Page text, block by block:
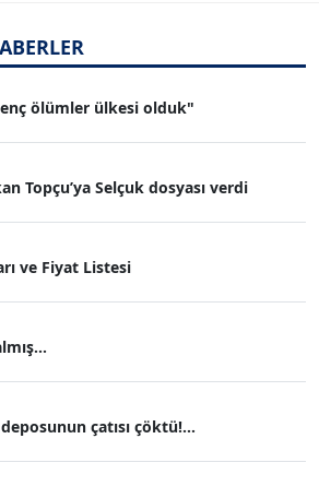
ölümler ülkesi olduk"
Topçu’ya Selçuk dosyası verdi
ve Fiyat Listesi
çatısı çöktü!...